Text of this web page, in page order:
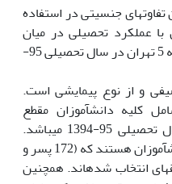
جنسیتی در استفاده
با عملکرد تحصیلی در میان
دانش­آموزان مقطع دبیرستان منطقه 5 تهران در سال تحصیلی 95-
و از نوع پیمایشی است.
کلیه دانش­آموزان مقطع
دبیرستان منطقه 5 تهران در سال تحصیلی 95-1394 می­باشد.
نمونه­ آماری، شامل 372 نفر از دانش­آموزان هستند که (172 پسر و
انتخاب شده­اند. همچنین